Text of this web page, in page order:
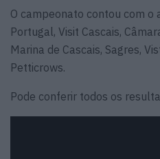
O campeonato contou com o
Portugal, Visit Cascais,
Marina de Cascais, Sagres,
Petticrows.
Pode conferir todos os